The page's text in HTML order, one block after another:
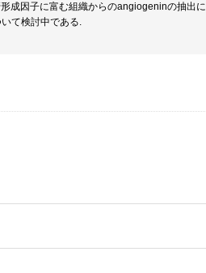
成因子に富む組織からのangiogeninの抽出に
て検討中である.